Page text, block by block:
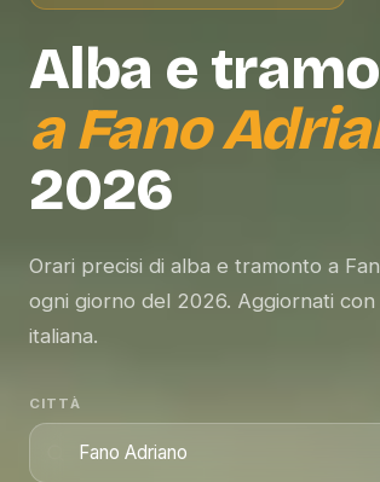
Alba e
aFano
2026
Orari precisi di alba e tramonto a
ogni giorno del 2026. Aggiornati con
italiana.
CITTÀ